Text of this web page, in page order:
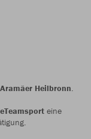
Aramäer Heilbronn.
eine